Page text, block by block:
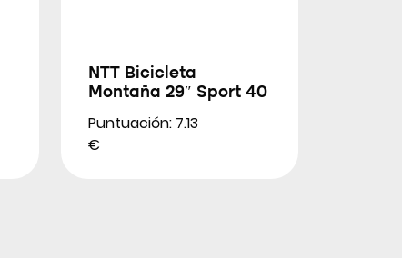
NTT Bicicleta
Montaña 29″ Sport 40
Puntuación: 7.13
€